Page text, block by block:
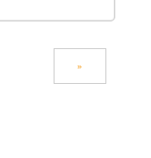
»